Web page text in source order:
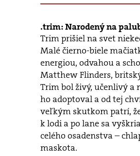
trim: Narodený na
Trim prišiel na svet
Malé čierno-biele
energiou, odvahou a
Matthew Flinders,
Trim bol živý, učenlivý a
ho adoptoval a od tej
veľkým skutkom patrí,
k lodi a po lane sa
celého osadenstva –
maskota.